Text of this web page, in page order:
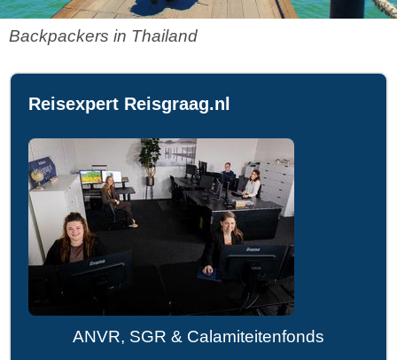
Backpackers in Thailand
Reisexpert Reisgraag.nl
ANVR, SGR & Calamiteitenfonds